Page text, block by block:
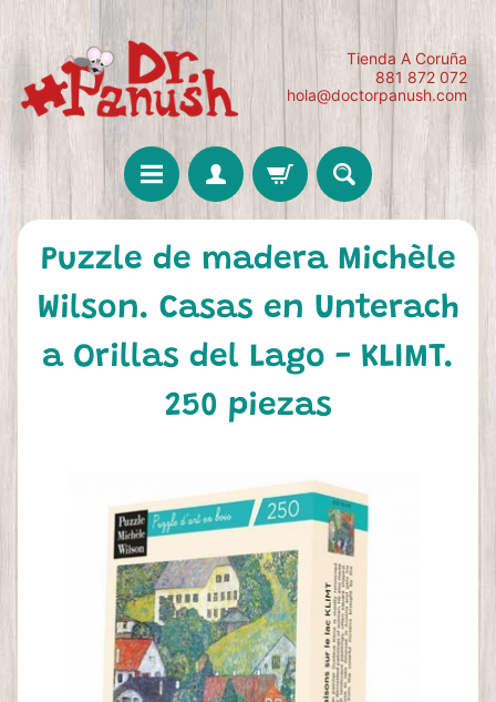
Tienda A Coruña
881 872 072
hola@doctorpanush.com
Puzzle de madera Michèle
Wilson. Casas en Unterach
a Orillas del Lago - KLIMT.
250 piezas